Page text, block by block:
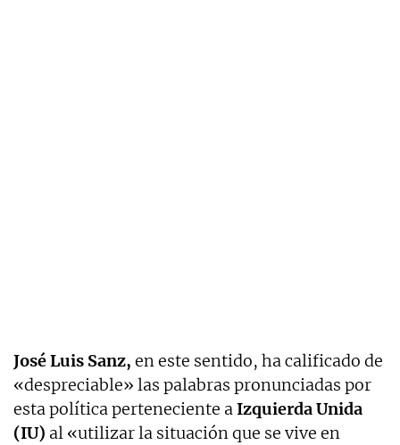
José Luis Sanz, en este sentido, ha calificado de
«despreciable» las palabras pronunciadas por
esta política perteneciente aIzquierda Unida
(IU) al «utilizar la situación que se vive en